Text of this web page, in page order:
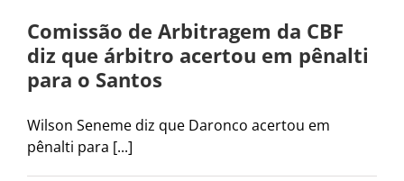
Comissão de Arbitragem da CBF
diz que árbitro acertou em pênalti
para o Santos
Wilson Seneme diz que Daronco acertou em
pênalti para [...]